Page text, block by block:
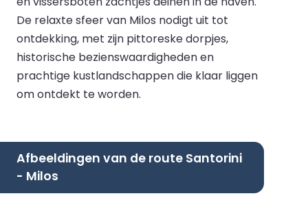
De relaxte sfeer van Milos nodigt uit tot
ontdekking, met zijn pittoreske dorpjes,
historische bezienswaardigheden en
prachtige kustlandschappen die klaar liggen
om ontdekt te worden.
Afbeeldingen van de route Santorini
- Milos